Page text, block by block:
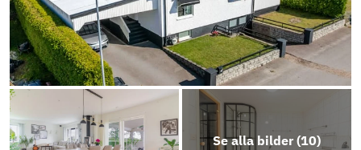
Se alla bilder (10)